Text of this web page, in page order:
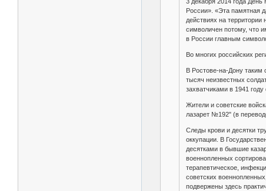
России». «Эта памятная
действиях на
символичен потому, что
в России главным
Во многих российских
В Ростове-на-Дону таким
тысяч неизвестных
захватчиками в 1941
Жители и советские
лазарет №192" (в
Следы крови и десятки
оккупации. В
десятками в бывшие
военнопленных
терапевтическое,
советских
подвержены здесь